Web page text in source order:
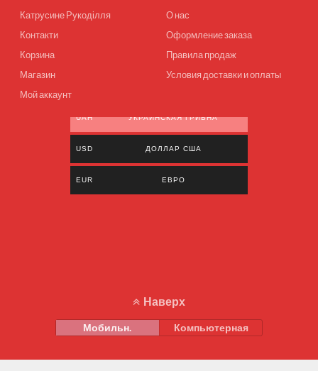
Катрусине Рукоділля
Контакти
Корзина
Магазин
Мой аккаунт
О нас
Оформление заказа
Правила продаж
Условия доставки и оплаты
UAH УКРАИНСКАЯ ГРИВНА
USD ДОЛЛАР США
EUR ЕВРО
Наверх
Мобильн. Компьютерная